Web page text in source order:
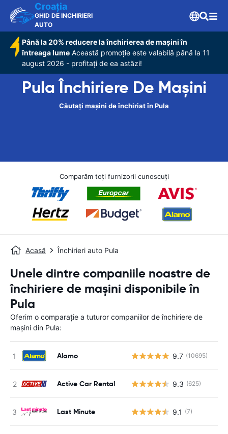
Croaţia
GHID DE INCHIRIERI
AUTO
Până la 20% reducere la închirierea de mașini în
întreaga lume Această promoție este valabilă până la 11
august 2026 - profitați de ea astăzi!
Pula Închiriere De Maşini
Căutați mașini de închiriat în Pula
Comparăm toți furnizorii cunoscuți
Acasă Închirieri auto Pula
Unele dintre companiile noastre de
închiriere de mașini disponibile în
Pula
Oferim o comparație a tuturor companiilor de închiriere de
mașini din Pula:
Alamo 9.7 (10695)
Active Car Rental 9.3 (625)
Last Minute 9.1 (7)